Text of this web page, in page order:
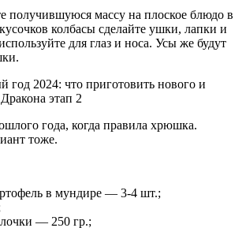
получившуюся массу на плоское блюдо в
колбасы сделайте ушки, лапки и
для глаз и носа. Усы же будут
года, когда правила хрюшка.
тоже.
в мундире — 3-4 шт.;
— 250 гр.;